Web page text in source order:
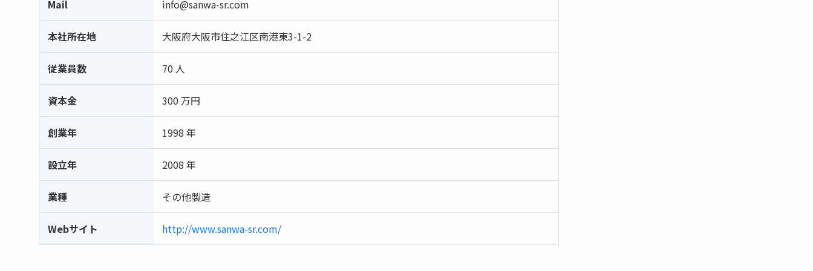
Mail info@sanwa-sr.com
本社所在地 大阪府大阪市住之江区南港東3-1-2
従業員数 70 人
資本金 300 万円
創業年 1998 年
設立年 2008 年
業種 その他製造
Webサイト http://www.sanwa-sr.com/